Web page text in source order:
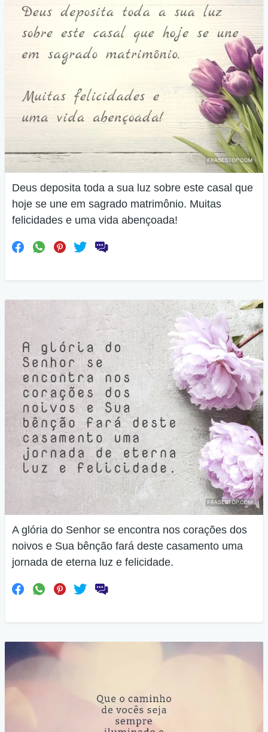
Deus deposita toda a sua luz sobre este casal que
hoje se une em sagrado matrimônio. Muitas
felicidades e uma vida abençoada!
A glória do Senhor se encontra nos corações dos
noivos e Sua bênção fará deste casamento uma
jornada de eterna luz e felicidade.